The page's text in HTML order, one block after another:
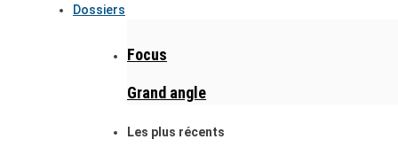
Dossiers
Focus
Grand angle
Les plus récents